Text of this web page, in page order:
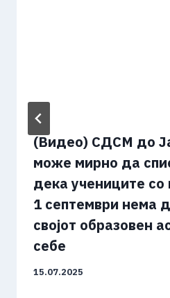
(Видео) СДСМ до
може мирно да
дека учениците со
1 септември нема
својот образовен
себе
15.07.2025